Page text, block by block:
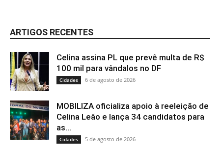
ARTIGOS RECENTES
Celina assina PL que prevê multa de R$
100 mil para vândalos no DF
Cidades 6 de agosto de 2026
MOBILIZA oficializa apoio à reeleição de
Celina Leão e lança 34 candidatos para
as...
Cidades 5 de agosto de 2026